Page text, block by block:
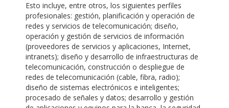
Esto incluye, entre otros, los siguientes perfiles
profesionales: gestión, planificación y operación de
redes y servicios de telecomunicación; diseño,
operación y gestión de servicios de información
(proveedores de servicios y aplicaciones, Internet,
intranets); diseño y desarrollo de infraestructuras de
telecomunicación, construcción o despliegue de
redes de telecomunicación (cable, fibra, radio);
diseño de sistemas electrónicos e inteligentes;
procesado de señales y datos; desarrollo y gestión